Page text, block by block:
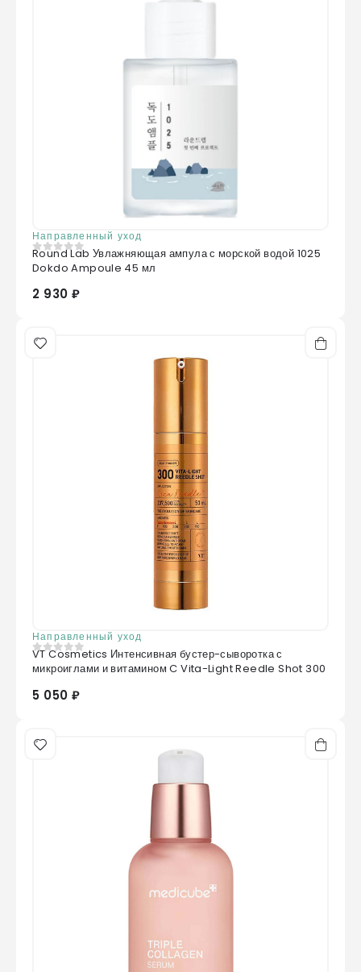
Направленный уход
0из 5
Round Lab Увлажняющая ампула с морской водой 1025
Dokdo Ampoule 45 мл
2 930 ₽
Направленный уход
0 из 5
VT Cosmetics Интенсивная бустер-сыворотка с
микроиглами и витамином C Vita-Light Reedle Shot 300
5 050 ₽